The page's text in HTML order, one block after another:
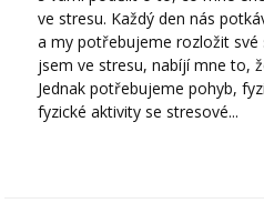
ve stresu. Každý den nás
a my potřebujeme rozložit své
jsem ve stresu, nabíjí mne to,
Jednak potřebujeme pohyb,
fyzické aktivity se stresové...